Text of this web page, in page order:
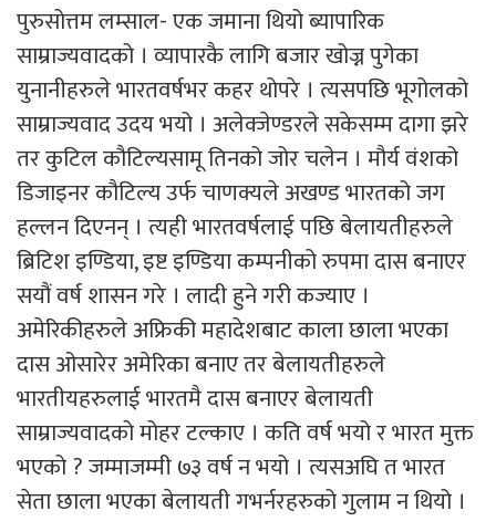
पुरुसोत्तम लम्साल- एक जमाना थियो ब्यापारिक
साम्राज्यवादको । व्यापारकै लागि बजार खोज्न पुगेका
युनानीहरुले भारतवर्षभर कहर थोपरे । त्यसपछि भूगोलको
साम्राज्यवाद उदय भयो । अलेक्जेण्डरले सकेसम्म दागा झरे
तर कुटिल कौटिल्यसामू तिनको जोर चलेन । मौर्य वंशको
डिजाइनर कौटिल्य उर्फ चाणक्यले अखण्ड भारतको जग
हल्लन दिएनन् । त्यही भारतवर्षलाई पछि बेलायतीहरुले
ब्रिटिश इण्डिया, इष्ट इण्डिया कम्पनीको रुपमा दास बनाएर
सयौं वर्ष शासन गरे । लादी हुने गरी कज्याए ।
अमेरिकीहरुले अफ्रिकी महादेशबाट काला छाला भएका
दास ओसारेर अमेरिका बनाए तर बेलायतीहरुले
भारतीयहरुलाई भारतमै दास बनाएर बेलायती
साम्राज्यवादको मोहर टल्काए । कति वर्ष भयो र भारत मुक्त
भएको ? जम्माजम्मी ७३ वर्ष न भयो । त्यसअघि त भारत
सेता छाला भएका बेलायती गभर्नरहरुको गुलाम न थियो ।